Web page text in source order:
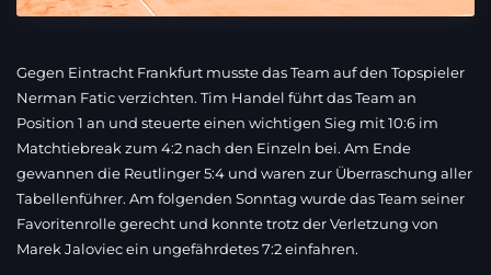
Gegen Eintracht Frankfurt musste das Team auf den Topspieler
Nerman Fatic verzichten. Tim Handel führt das Team an
Position 1 an und steuerte einen wichtigen Sieg mit 10:6 im
Matchtiebreak zum 4:2 nach den Einzeln bei. Am Ende
gewannen die Reutlinger 5:4 und waren zur Überraschung aller
Tabellenführer. Am folgenden Sonntag wurde das Team seiner
Favoritenrolle gerecht und konnte trotz der Verletzung von
Marek Jaloviec ein ungefährdetes 7:2 einfahren.